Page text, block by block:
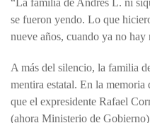
“La familia de Andrés L. ni
se fueron yendo. Lo que
nueve años, cuando ya no hay
A más del silencio, la familia
mentira estatal. En la memoria
que el expresidente Rafael
(ahora Ministerio de